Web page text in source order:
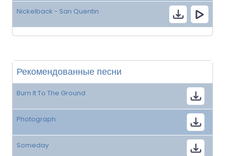
Nickelback - San Quentin
Рекомендованные песни
Burn It To The Ground
Photograph
Someday